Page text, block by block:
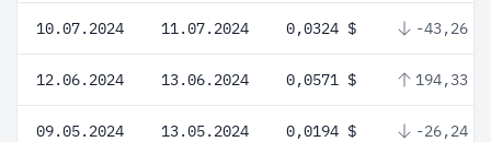
10.07.2024 11.07.2024 0,0324 $ -43,26 %
12.06.2024 13.06.2024 0,0571 $ 194,33 %
09.05.2024 13.05.2024 0,0194 $ -26,24 %